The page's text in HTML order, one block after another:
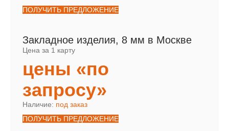
ПОЛУЧИТЬ ПРЕДЛОЖЕНИЕ
Закладное изделия, 8 мм в Москве
Цена за 1 карту
цены «по
запросу»
Наличие: под заказ
ПОЛУЧИТЬ ПРЕДЛОЖЕНИЕ